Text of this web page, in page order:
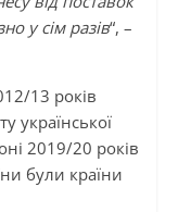
у сім разів“, –
13 років
української
2019/20 років
були країни